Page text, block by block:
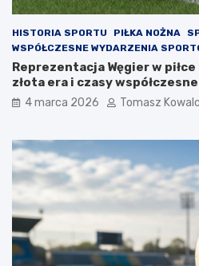
HISTORIA SPORTU PIŁKA NOŻNA
WSPÓŁCZESNE WYDARZENIA
Reprezentacja Węgier w
złota era i czasy współczesne
4 marca 2026 Tomasz